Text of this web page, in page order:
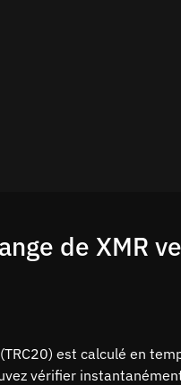
de XMR
est calculé en
vérifier